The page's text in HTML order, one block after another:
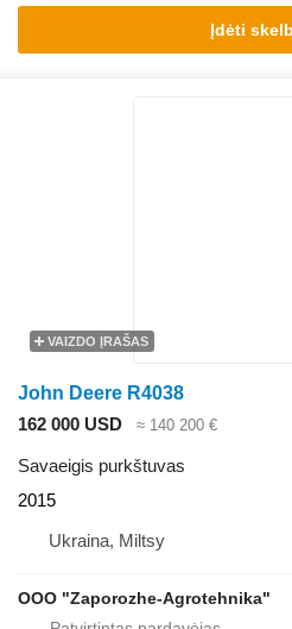
Įdėti
VAIZDO ĮRAŠAS
John Deere R4038
162 000 USD
≈ 140 200 €
Savaeigis purkštuvas
2015
Ukraina, Miltsy
OOO "Zaporozhe-Agrotehnika"